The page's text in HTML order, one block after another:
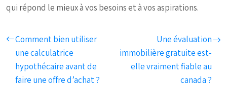
qui répond le mieux à vos besoins et à vos aspirations.
Comment bien utiliser
une calculatrice
hypothécaire avant de
faire une offre d’achat ?
Une évaluation
immobilière gratuite est-
elle vraiment fiable au
canada ?